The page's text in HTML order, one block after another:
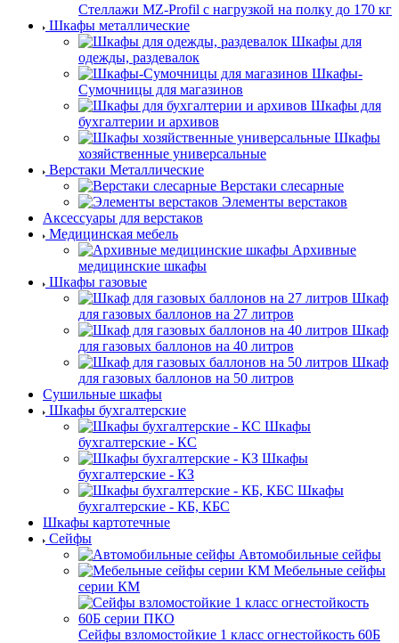
Стеллажи MZ-Profil с нагрузкой на полку до 170 кг
Шкафы металлические
Шкафы для
одежды, раздевалок
Шкафы-
Сумочницы для магазинов
Шкафы для
бухгалтерии и архивов
Шкафы
хозяйственные универсальные
Верстаки Металлические
Верстаки слесарные
Элементы верстаков
Аксессуары для верстаков
Медицинская мебель
Архивные
медицинские шкафы
Шкафы газовые
Шкаф
для газовых баллонов на 27 литров
Шкаф
для газовых баллонов на 40 литров
Шкаф
для газовых баллонов на 50 литров
Сушильные шкафы
Шкафы бухгалтерские
Шкафы
бухгалтерские - КС
Шкафы
бухгалтерские - КЗ
Шкафы
бухгалтерские - КБ, КБС
Шкафы картотечные
Сейфы
Автомобильные сейфы
Мебельные сейфы
серии КМ
Сейфы взломостойкие 1 класс огнестойкость 60Б